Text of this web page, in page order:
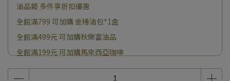
油品類 多件享折扣優惠
全館滿799 可加購 金椿油包*1盒
全館滿499元 可加購秋樂富油品
全館滿199元 可加購馬來西亞咖啡
30元加購噴油瓶